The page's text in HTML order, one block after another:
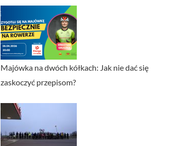
Majówka na dwóch kółkach: Jak nie dać się
zaskoczyć przepisom?